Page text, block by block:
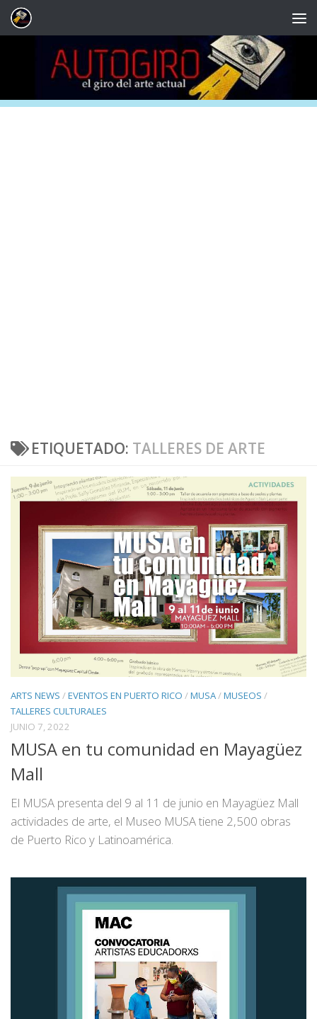
Saltar al contenido
ETIQUETADO: TALLERES DE ARTE
ARTS NEWS /EVENTOS EN PUERTO RICO /MUSA/MUSEOS /
TALLERES CULTURALES
JUNIO 7, 2022
MUSA en tu comunidad en Mayagüez
Mall
El MUSA presenta del 9 al 11 de junio en Mayagüez Mall
actividades de arte, el Museo MUSA tiene 2,500 obras
de Puerto Rico y Latinoamérica.